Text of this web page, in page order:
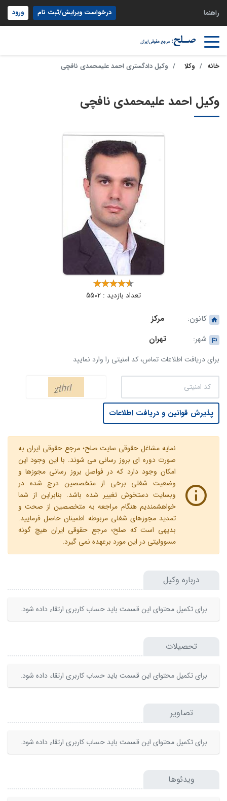
راهنما درخواست ویرایش/ثبت نام ورود
خانه وکلا وکیل دادگستری احمد علیمحمدی نافچی
وکیل احمد علیمحمدی نافچی
تعداد بازدید : 5502
کانون:
مرکز
شهر:
تهران
برای دریافت اطلاعات تماس، کد امنیتی را وارد نمایید
پذیرش قوانین و دریافت اطلاعات
نمایه مشاغل حقوقی سایت صلح؛ مرجع حقوقی ایران به
صورت دوره ای بروز رسانی می شوند. با این وجود این
امکان وجود دارد که در فواصل بروز رسانی مجوزها و
وضعیت شغلی برخی از متخصصین درج شده در
وبسایت دستخوش تغییر شده باشد. بنابراین از شما
خواهشمندیم هنگام مراجعه به متخصصین از صحت و
تمدید مجوزهای شغلی مربوطه اطمینان حاصل فرمایید.
بدیهی است که صلح؛ مرجع حقوقی ایران هیچ گونه
مسوولیتی در این مورد برعهده نمی گیرد.
درباره وکیل
برای تکمیل محتوای این قسمت باید حساب کاربری ارتقاء داده شود.
تحصیلات
برای تکمیل محتوای این قسمت باید حساب کاربری ارتقاء داده شود.
تصاویر
برای تکمیل محتوای این قسمت باید حساب کاربری ارتقاء داده شود.
ویدئوها